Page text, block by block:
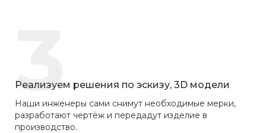
3
Реализуем решения по эскизу, 3D модели
Наши инженеры сами снимут необходимые мерки,
разработают чертёж и передадут изделие в
производство.